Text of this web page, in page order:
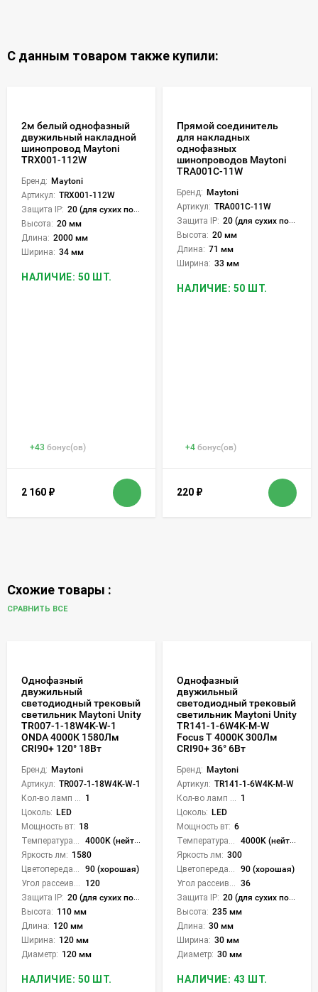
С данным товаром также купили:
2м белый однофазный
двужильный накладной
шинопровод Maytoni
TRX001-112W
Бренд: Maytoni
Артикул: TRX001-112W
Защита IP: 20 (для сухих пом.)
Высота: 20 мм
Длина: 2000 мм
Ширина: 34 мм
НАЛИЧИЕ: 50 ШТ.
+43 бонус(ов)
2 160 ₽
Прямой соединитель
для накладных
однофазных
шинопроводов Maytoni
TRA001C-11W
Бренд: Maytoni
Артикул: TRA001C-11W
Защита IP: 20 (для сухих пом.)
Высота: 20 мм
Длина: 71 мм
Ширина: 33 мм
НАЛИЧИЕ: 50 ШТ.
+4 бонус(ов)
220 ₽
Схожие товары :
СРАВНИТЬ ВСЕ
Однофазный
двужильный
светодиодный трековый
светильник Maytoni Unity
TR007-1-18W4K-W-1
ONDA 4000К 1580Лм
CRI90+ 120° 18Вт
Бренд: Maytoni
Артикул: TR007-1-18W4K-W-1
1
Цоколь: LED
Мощность вт: 18
4000K (нейтральный)
Яркость лм: 1580
90 (хорошая)
120
Защита IP: 20 (для сухих пом.)
Высота: 110 мм
Длина: 120 мм
Ширина: 120 мм
Диаметр: 120 мм
НАЛИЧИЕ: 50 ШТ.
Однофазный
двужильный
светодиодный трековый
светильник Maytoni Unity
TR141-1-6W4K-M-W
Focus T 4000К 300Лм
CRI90+ 36° 6Вт
Бренд: Maytoni
Артикул: TR141-1-6W4K-M-W
1
Цоколь: LED
Мощность вт: 6
4000K (нейтральный)
Яркость лм: 300
90 (хорошая)
36
Защита IP: 20 (для сухих пом.)
Высота: 235 мм
Длина: 30 мм
Ширина: 30 мм
Диаметр: 30 мм
НАЛИЧИЕ: 43 ШТ.